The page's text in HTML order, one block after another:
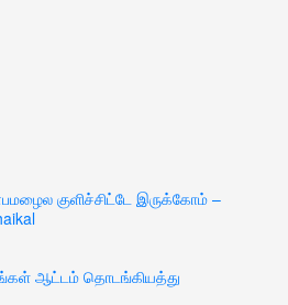
குளிச்சிட்டே இருக்கோம் –
ஆட்டம் தொடங்கியத்து